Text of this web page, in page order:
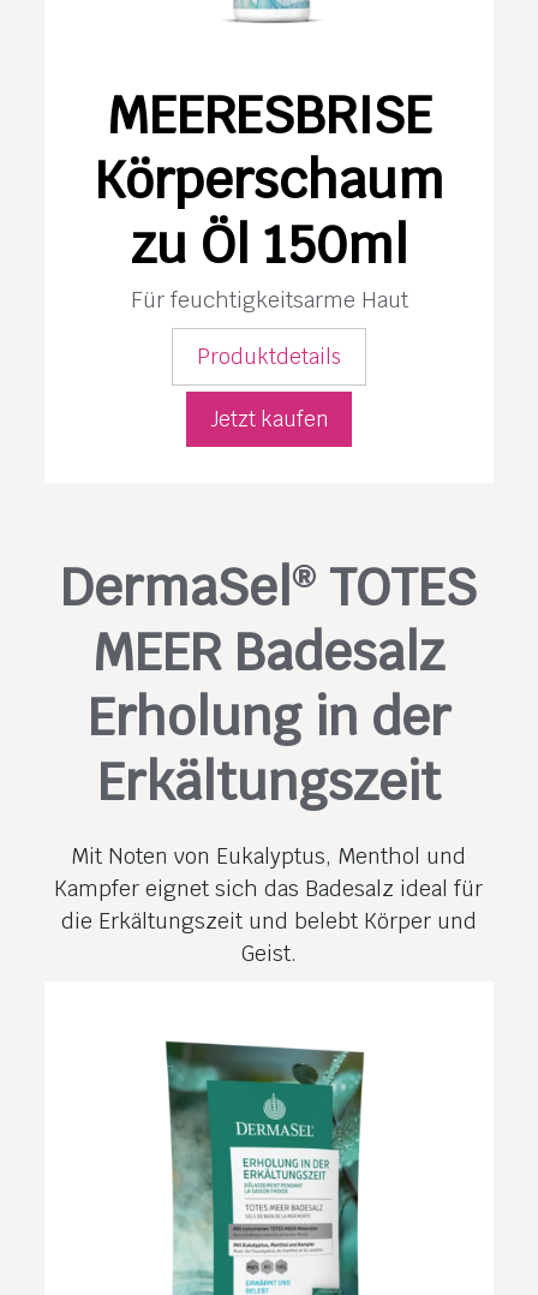
MEERESBRISE
Körperschaum
zu Öl 150ml
Für feuchtig­keits­arme Haut
Produktdetails
Jetzt kaufen
DermaSel® TOTES
MEER Badesalz
Erholung in der
Erkältungszeit
Mit Noten von Eukalyptus, Menthol und
Kampfer eignet sich das Badesalz ideal für
die Erkältungs­zeit und belebt Körper und
Geist.